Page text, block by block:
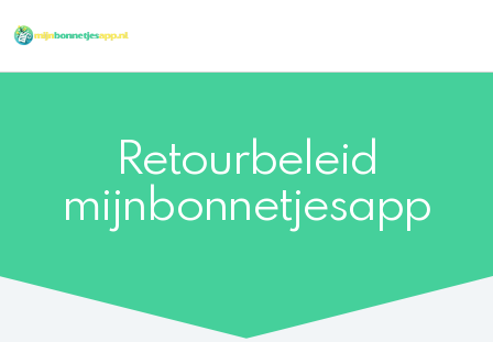
naar
Retourbeleid
mijnbonnetjesapp